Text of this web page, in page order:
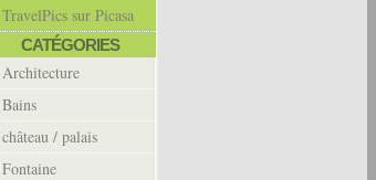
TravelPics sur Picasa
CATÉGORIES
Architecture
Bains
château / palais
Fontaine